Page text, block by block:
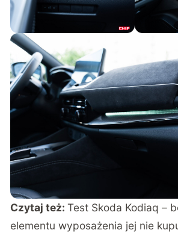
Czytaj też:Test Skoda Kodiaq –
elementu wyposażenia jej nie